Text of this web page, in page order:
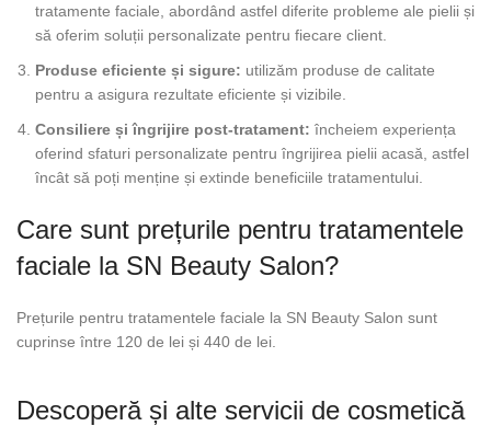
tratamente faciale, abordând astfel diferite probleme ale pielii și
să oferim soluții personalizate pentru fiecare client.
Produse eficiente și sigure: utilizăm produse de calitate
pentru a asigura rezultate eficiente și vizibile.
Consiliere și îngrijire post-tratament: încheiem experiența
oferind sfaturi personalizate pentru îngrijirea pielii acasă, astfel
încât să poți menține și extinde beneficiile tratamentului.
Care sunt prețurile pentru tratamentele
faciale la SN Beauty Salon?
Prețurile pentru tratamentele faciale la SN Beauty Salon sunt
cuprinse între 120 de lei și 440 de lei.
Descoperă și alte servicii de cosmetică